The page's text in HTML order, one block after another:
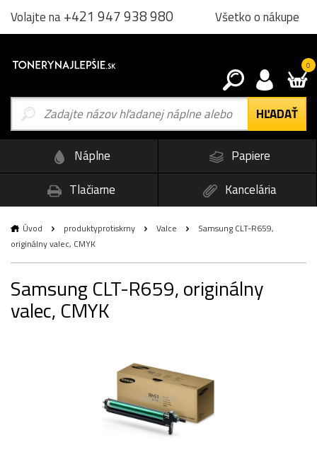
Volajte na+421 947 938 980 Všetko o nákupe
0
Náplne
Papiere
Tlačiarne
Kancelária
Úvod produktyprotiskrny Valce
Samsung CLT-R659,
originálny valec, CMYK
Samsung CLT-R659, originálny
valec, CMYK